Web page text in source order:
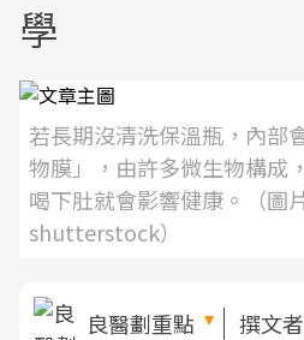
學
若長期沒清洗保溫瓶，內部
物膜」，由許多微生物構成
喝下肚就會影響健康。（圖
shutterstock）
良醫劃重點 撰文者